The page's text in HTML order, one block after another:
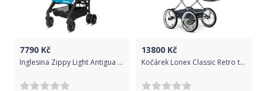
7790 Kč
Inglesina Zippy Light Antigua Blue 2019
13800 Kč
Kočárek Lonex Classic Retro trojkombinace R02 modrá